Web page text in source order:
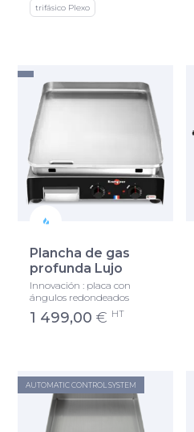
trifásico Plexo
Plancha de gas
profunda Lujo
Innovación : placa con
ángulos redondeados
1 499,00 € HT
AUTOMATIC CONTROL SYSTEM